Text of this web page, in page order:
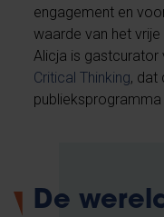
engagement en
waarde van het vrije
Alicja is gastcurator
Critical Thinking, dat
publieksprogramma
De